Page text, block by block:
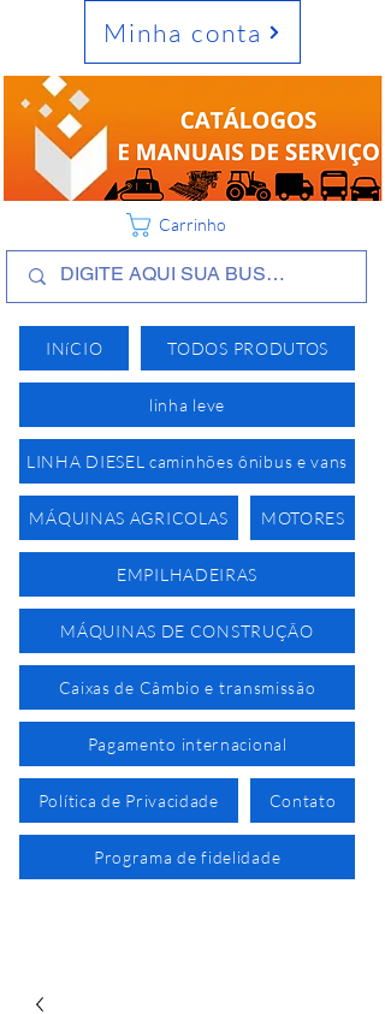
INíCIO TODOS PRODUTOS
linha leve
LINHA DIESEL caminhões ônibus e vans
MÁQUINAS AGRICOLAS MOTORES
EMPILHADEIRAS
MÁQUINAS DE CONSTRUÇÃO
Caixas de Câmbio e transmissão
Pagamento internacional
Política de Privacidade Contato
Programa de fidelidade
Minha conta
Carrinho